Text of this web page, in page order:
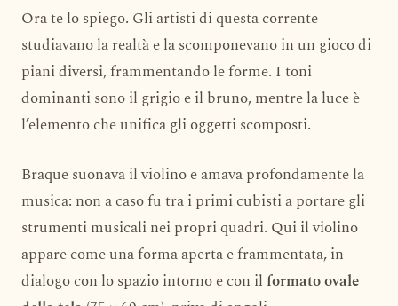
Ora te lo spiego. Gli artisti di questa corrente
studiavano la realtà e la scomponevano in un gioco di
piani diversi, frammentando le forme. I toni
dominanti sono il grigio e il bruno, mentre la luce è
l’elemento che unifica gli oggetti scomposti.
Braque suonava il violino e amava profondamente la
musica: non a caso fu tra i primi cubisti a portare gli
strumenti musicali nei propri quadri. Qui il violino
appare come una forma aperta e frammentata, in
dialogo con lo spazio intorno e con ilformato ovale